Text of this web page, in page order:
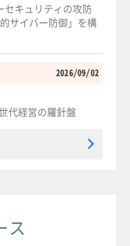
セキュリティの攻防
サイバー防御」を構
2026/09/02
代経営の羅針盤
ス